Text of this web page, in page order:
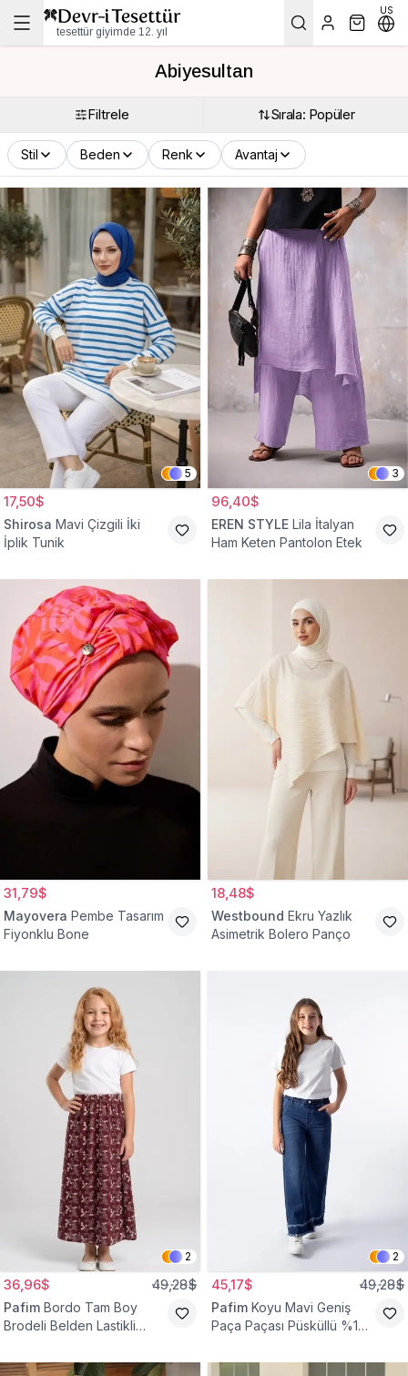
tesettür giyimde 12. yıl
US
Abiyesultan
Filtrele Sırala: Popüler
Stil Beden Renk Avantaj
5
17,50$
Shirosa Mavi Çizgili İki
İplik Tunik
3
96,40$
EREN STYLE Lila İtalyan
Ham Keten Pantolon Etek
31,79$
Mayovera Pembe Tasarım
Fiyonklu Bone
18,48$
Westbound Ekru Yazlık
Asimetrik Bolero Panço
2
36,96$ 49,28$
Pafim Bordo Tam Boy
Brodeli Belden Lastikli
2
45,17$ 49,28$
Pafim Koyu Mavi Geniş
Paça Paçası Püsküllü %100
Pantolon